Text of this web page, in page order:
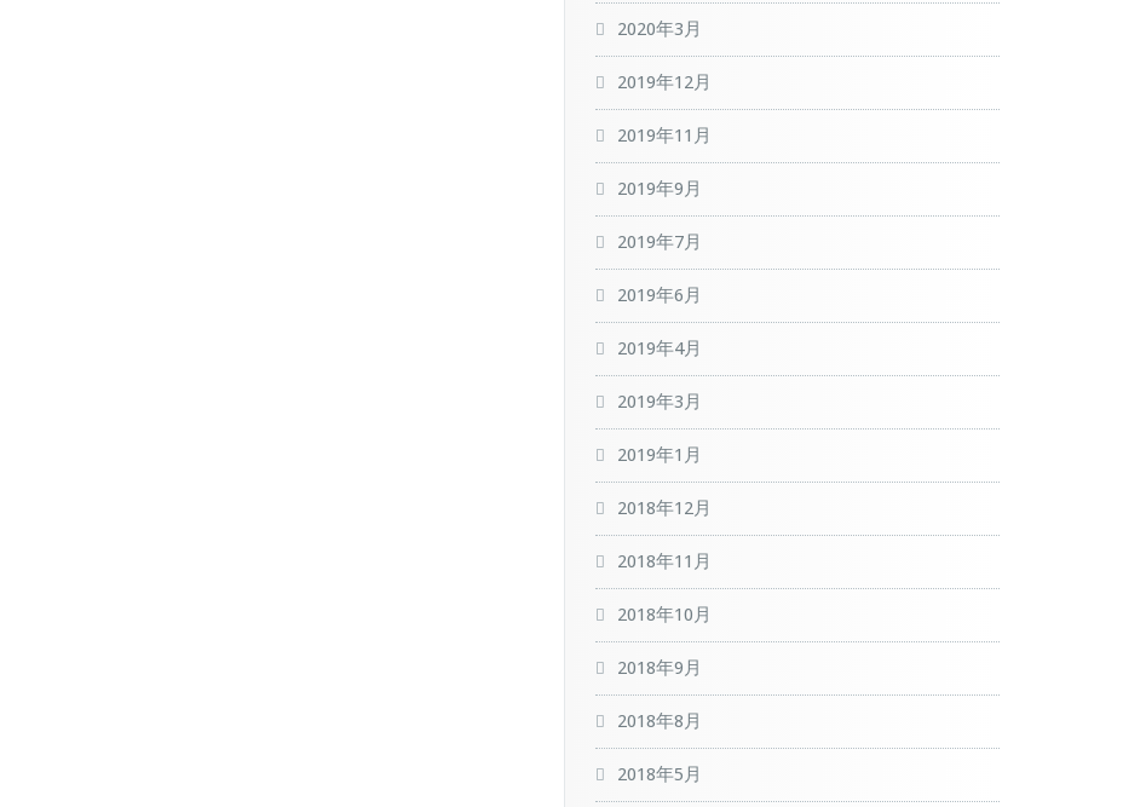
2020年3月
2019年12月
2019年11月
2019年9月
2019年7月
2019年6月
2019年4月
2019年3月
2019年1月
2018年12月
2018年11月
2018年10月
2018年9月
2018年8月
2018年5月